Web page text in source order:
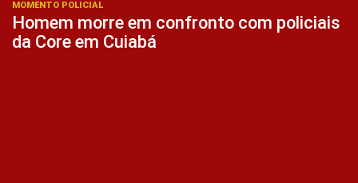
MOMENTO POLICIAL
Homem morre em confronto com policiais
da Core em Cuiabá